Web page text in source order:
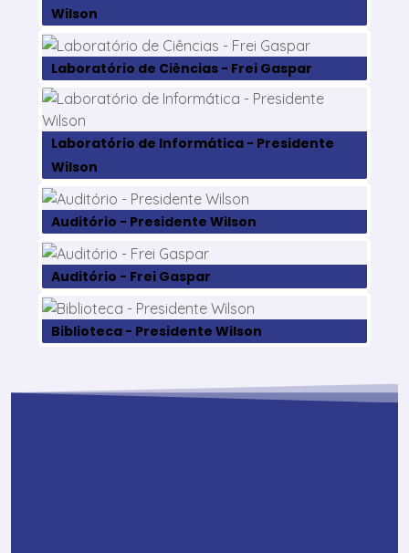
Wilson
Laboratório de Ciências - Frei Gaspar
Laboratório de Informática - Presidente
Wilson
Auditório - Presidente Wilson
Auditório - Frei Gaspar
Biblioteca - Presidente Wilson